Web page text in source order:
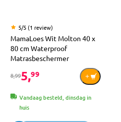
5/5 (1 review)
MamaLoes Wit Molton 40 x
80 cm Waterproof
Matrasbeschermer
8,995,99
Vandaag besteld, dinsdag in
huis